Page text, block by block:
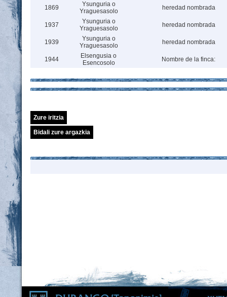
1869
Ysunguria o
Yraguesasolo
heredad nombrada
1937
Ysunguria o
Yraguesasolo
heredad nombrada
1939
Ysunguria o
Yraguesasolo
heredad nombrada
1944
Elsengusia o
Esencosolo
Nombre de la finca:
Zure iritzia
Bidali zure argazkia